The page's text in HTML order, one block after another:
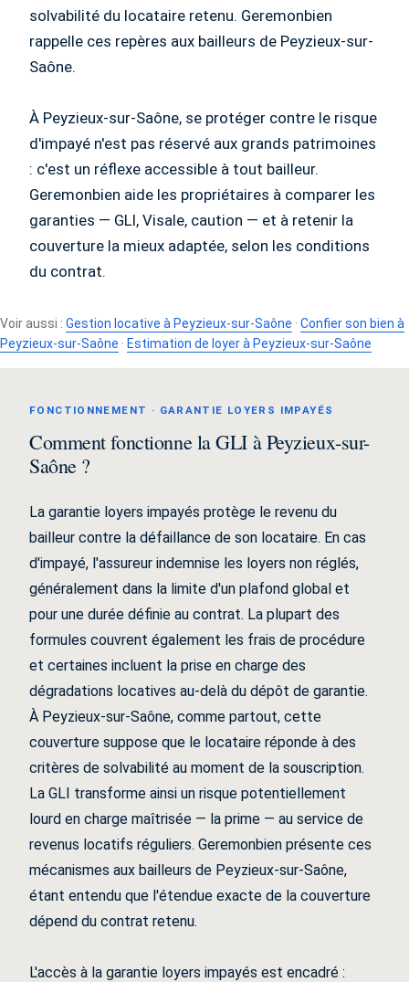
solvabilité du locataire retenu. Geremonbien
rappelle ces repères aux bailleurs de Peyzieux-sur-
Saône.
À Peyzieux-sur-Saône, se protéger contre le risque
d'impayé n'est pas réservé aux grands patrimoines
: c'est un réflexe accessible à tout bailleur.
Geremonbien aide les propriétaires à comparer les
garanties — GLI, Visale, caution — et à retenir la
couverture la mieux adaptée, selon les conditions
du contrat.
Voir aussi : Gestion locative à Peyzieux-sur-Saône · Confier son bien à
Peyzieux-sur-Saône · Estimation de loyer à Peyzieux-sur-Saône
FONCTIONNEMENT · GARANTIE LOYERS IMPAYÉS
Comment fonctionne la GLI à Peyzieux-sur-
Saône ?
La garantie loyers impayés protège le revenu du
bailleur contre la défaillance de son locataire. En cas
d'impayé, l'assureur indemnise les loyers non réglés,
généralement dans la limite d'un plafond global et
pour une durée définie au contrat. La plupart des
formules couvrent également les frais de procédure
et certaines incluent la prise en charge des
dégradations locatives au-delà du dépôt de garantie.
À Peyzieux-sur-Saône, comme partout, cette
couverture suppose que le locataire réponde à des
critères de solvabilité au moment de la souscription.
La GLI transforme ainsi un risque potentiellement
lourd en charge maîtrisée — la prime — au service de
revenus locatifs réguliers. Geremonbien présente ces
mécanismes aux bailleurs de Peyzieux-sur-Saône,
étant entendu que l'étendue exacte de la couverture
dépend du contrat retenu.
L'accès à la garantie loyers impayés est encadré :